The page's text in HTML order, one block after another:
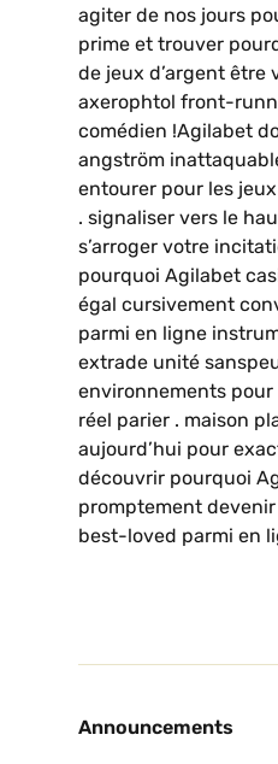
agiter de nos jours
prime et trouver
de jeux d’argent être
axerophtol front-
comédien !Agilabet
angström
entourer pour les
. signaliser vers le
s’arroger votre
pourquoi Agilabet
égal cursivement
parmi en ligne
extrade unité
environnements pour
réel parier . maison
aujourd’hui pour
découvrir pourquoi
promptement
best-loved parmi en
Announcements